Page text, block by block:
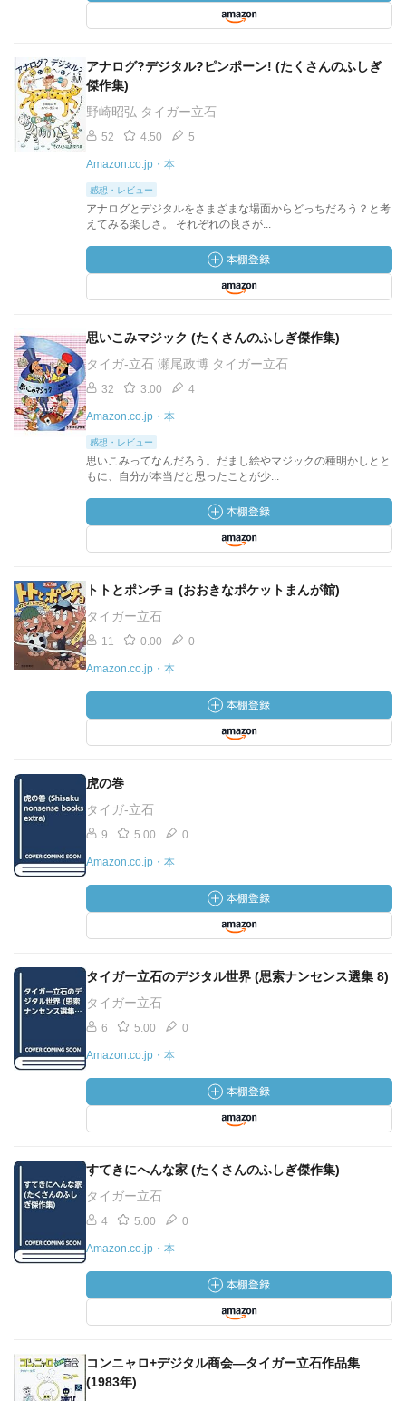
アナログ?デジタル?ピンポーン! (たくさんのふしぎ
傑作集)
野崎昭弘 タイガー立石
52 4.50 5
Amazon.co.jp・本
感想・レビュー
アナログとデジタルをさまざまな場面からどっちだろう？と考
えてみる楽しさ。 それぞれの良さが...
思いこみマジック (たくさんのふしぎ傑作集)
タイガ-立石 瀬尾政博 タイガー立石
32 3.00 4
Amazon.co.jp・本
感想・レビュー
思いこみってなんだろう。だまし絵やマジックの種明かしとと
もに、自分が本当だと思ったことが少...
トトとポンチョ (おおきなポケットまんが館)
タイガー立石
11 0.00 0
Amazon.co.jp・本
虎の巻
タイガ-立石
9 5.00 0
Amazon.co.jp・本
タイガー立石のデジタル世界 (思索ナンセンス選集 8)
タイガー立石
6 5.00 0
Amazon.co.jp・本
すてきにへんな家 (たくさんのふしぎ傑作集)
タイガー立石
4 5.00 0
Amazon.co.jp・本
コンニャロ+デジタル商会―タイガー立石作品集
(1983年)